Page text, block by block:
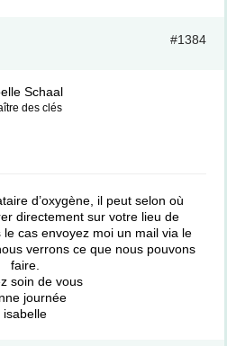
#1384
Schaal
des clés
d’oxygène, il peut selon où
directement sur votre lieu de
le cas envoyez moi un mail via le
verrons ce que nous pouvons
faire.
soin de vous
journée
isabelle